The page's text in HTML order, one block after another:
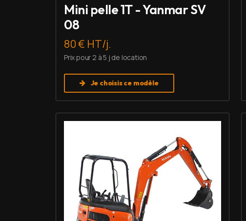
Mini pelle 1T - Yanmar SV
08
80 € HT/j.
Prix pour 2 à 5 j de location
Je choisis ce modèle
Louer Mini pelle 2,7 T - Kubota U27-4